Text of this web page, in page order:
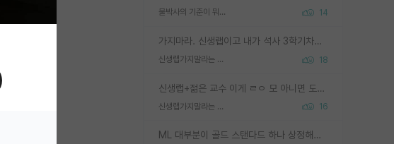
물박사의 기준이 뭐임? 14
가지마라. 신생랩이고 내가 석사 3학기차인데 최고참인데 나도 아무것도 모르는데 교수가 후배들 왜 논문 교육 안시키냐. 논문 왜 안 써오냐 닦달한다
신생랩가지말라는 이유가 있었구나 18
신생랩+젊은 교수 이게 ㄹㅇ 모 아니면 도인듯.
신생랩가지말라는 이유가 있었구나 16
ML 대부분이 골드 스탠다드 하나 상정해놓고 (벤치마크 데이터셋이 여러 개면 여러 개 상정) 그거 얼마나 잘 맞추나 싸움임 가끔 번뜩이는 설계 철학을 보여주는 논문들도 있지만 대부분 그거 성적 얼마나 더 올리느라에 혈안이 되어 있는 측면이 잇음